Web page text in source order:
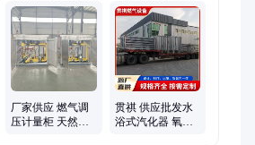
调压箱、汽化站设备、燃气调压柜、燃气
、天然气调压装置、燃气调压计量柜、
瓶组、CNG天然气减压撬、LNG汽化站、
配比柜、空温式汽化器、天然气气化站、
减压装置、天然气调压计量撬、CNG减
厂家供应 燃气调
压计量柜 天然气
贯祺 供应批发水
浴式汽化器 氧氮